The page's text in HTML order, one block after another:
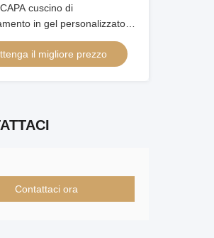
cuscino di
in gel personalizzato
raffreddamento per pazienti
il migliore prezzo
Contattaci ora